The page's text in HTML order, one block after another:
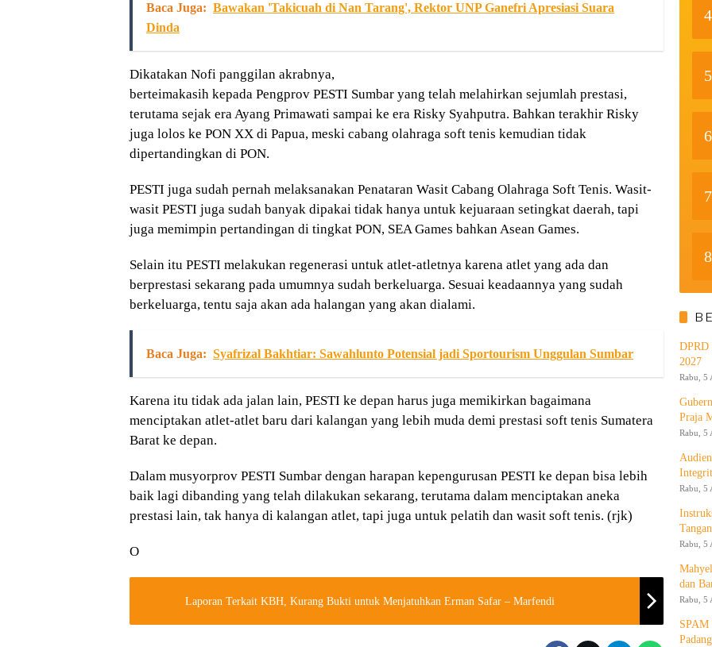
Baca Juga: Bawakan 'Takicuah di Nan Tarang', Rektor UNP Ganefri Apresiasi Suara
Dinda
Dikatakan Nofi panggilan akrabnya,
berteimakasih kepada Pengprov PESTI Sumbar yang telah melahirkan sejumlah prestasi,
terutama sejak era Ayang Primawati sampai ke era Risky Syahputra. Bahkan terakhir Risky
juga lolos ke PON XX di Papua, meski cabang olahraga soft tenis kemudian tidak
dipertandingkan di PON.
PESTI juga sudah pernah melaksanakan Penataran Wasit Cabang Olahraga Soft Tenis. Wasit-
wasit PESTI juga sudah banyak dipakai tidak hanya untuk kejuaraan setingkat daerah, tapi
juga memimpin pertandingan di tingkat PON, SEA Games bahkan Asean Games.
Selain itu PESTI melakukan regenerasi untuk atlet-atletnya karena atlet yang ada dan
berprestasi sekarang pada umumnya sudah berkeluarga. Sesuai keadaannya yang sudah
berkeluarga, tentu saja akan ada halangan yang akan dialami.
Baca Juga: Syafrizal Bakhtiar: Sawahlunto Potensial jadi Sportourism Unggulan Sumbar
Karena itu tidak ada jalan lain, PESTI ke depan harus juga memikirkan bagaimana
menciptakan atlet-atlet baru dari kalangan yang lebih muda demi prestasi soft tenis Sumatera
Barat ke depan.
Dalam musyorprov PESTI Sumbar dengan harapan kepengurusan PESTI ke depan bisa lebih
baik lagi dibanding yang telah dilakukan sekarang, terutama dalam menciptakan aneka
prestasi lain, tak hanya di kalangan atlet, tapi juga untuk pelatih dan wasit soft tenis. (rjk)
O
Laporan Terkait KBH, Kurang Bukti untuk Menjatuhkan Erman Safar – Marfendi
4
5
6
7
8
DPRD
2027
Rabu, 5
Praja
Rabu, 5
Rabu, 5
Rabu, 5
dan
Rabu, 5